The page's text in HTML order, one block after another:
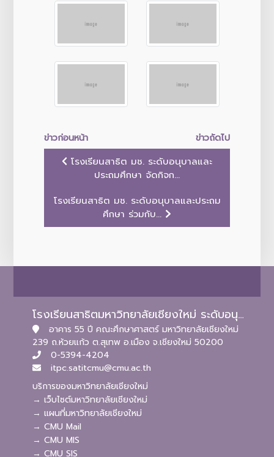
ข่าวก่อนหน้า
ข่าวถัดไป
โรงเรียนสาธิต มช. ระดับอนุบาลและ
ประถมศึกษา จัดกิจก...
โรงเรียนสาธิต มช. ระดับอนุบาลและประถม
ศึกษา ร่วมกับ...
โรงเรียนสาธิตมหาวิทยาลัยเชียงใหม่ ระดับอนุบาลและประถมศึกษา
อาคาร 55 ปี คณะศึกษาศาสตร์ มหาวิทยาลัยเชียงใหม่
239 ถ.ห้วยแก้ว ต.สุเทพ อ.เมือง จ.เชียงใหม่ 50200
0-5394-4204
itpc.satitcmu@cmu.ac.th
บริการของมหาวิทยาลัยเชียงใหม่
→ เว็บไซต์มหาวิทยาลัยเชียงใหม่
→ แผนที่มหาวิทยาลัยเชียงใหม่
→ CMU Mail
→ CMU MIS
→ CMU SIS